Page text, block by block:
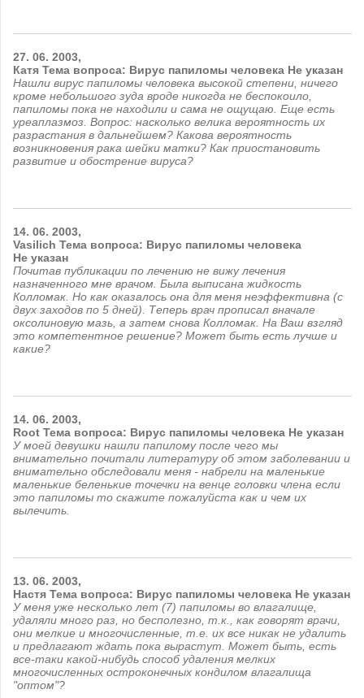
27. 06. 2003,
Катя Тема вопроса: Вирус папиломы человека Не указан
Нашли вирус папиломы человека высокой степени, ничего
кроме небольшого зуда вроде никогда не беспокоило,
папиломы пока не находили и сама не ощущаю. Еще есть
уреаплазмоз. Вопрос: насколько велика вероятность их
разрастания в дальнейшем? Какова вероятность
возникновения рака шейки матки? Как приостановить
развитие и обострение вируса?
14. 06. 2003,
Vasilich Тема вопроса: Вирус папиломы человека
Не указан
Почитав публикации по лечению не вижу лечения
назначенного мне врачом. Была выписана жидкость
Колломак. Но как оказалось она для меня неэффективна (с
двух заходов по 5 дней). Теперь врач прописал вначале
оксолиновую мазь, а затем снова Колломак. На Ваш взгляд
это компетентное решение? Может быть есть лучше и
какие?
14. 06. 2003,
Root Тема вопроса: Вирус папиломы человека Не указан
У моей девушки нашли папилому после чего мы
внимательно почитали литературу об этом заболевании и
внимательно обследовали меня - набрели на маленькие
маленькие беленькие точечки на венце головки члена если
это папиломы то скажите пожалуйста как и чем их
вылечить.
13. 06. 2003,
Настя Тема вопроса: Вирус папиломы человека Не указан
У меня уже несколько лет (7) папиломы во влагалище,
удаляли много раз, но бесполезно, т.к., как говорят врачи,
они мелкие и многочисленные, т.е. их все никак не удалить
и предлагают ждать пока вырастут. Может быть, есть
все-таки какой-нибудь способ удаления мелких
многочисленных остроконечных кондилом влагалища
"оптом"?